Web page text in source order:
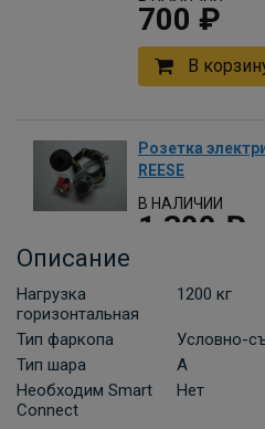
700 ₽
В
Розетка
REESE
В НАЛИЧИИ
1 300 ₽
Комплект
(Россия)
Описание
Нагрузка
горизонтальная
1200 кг
Тип фаркопа
Условно-
Тип шара
A
Необходим Smart
Connect
Нет